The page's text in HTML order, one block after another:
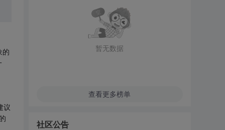
的
议
暂无数据
查看更多榜单
社区公告